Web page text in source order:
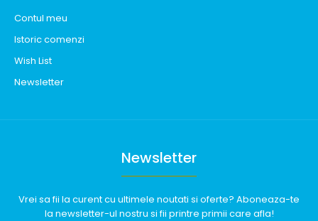
Contul meu
Istoric comenzi
Wish List
Newsletter
Newsletter
Vrei sa fii la curent cu ultimele noutati si oferte? Aboneaza-te
la newsletter-ul nostru si fii printre primii care afla!